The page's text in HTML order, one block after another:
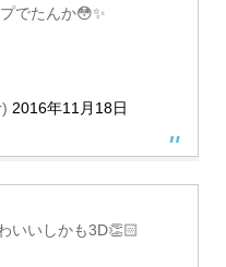
でたんか😳✨
2016年11月18日
いいしかも3D👏🏻